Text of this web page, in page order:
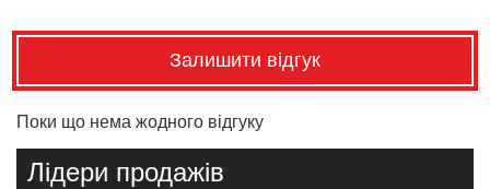
Залишити відгук
Поки що нема жодного відгуку
Лідери продажів